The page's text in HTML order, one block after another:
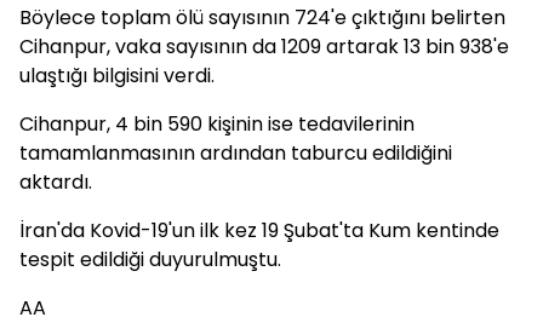
Böylece toplam ölü sayısının 724'e çıktığını belirten
Cihanpur, vaka sayısının da 1209 artarak 13 bin 938'e
ulaştığı bilgisini verdi.
Cihanpur, 4 bin 590 kişinin ise tedavilerinin
tamamlanmasının ardından taburcu edildiğini
aktardı.
İran'da Kovid-19'un ilk kez 19 Şubat'ta Kum kentinde
tespit edildiği duyurulmuştu.
AA